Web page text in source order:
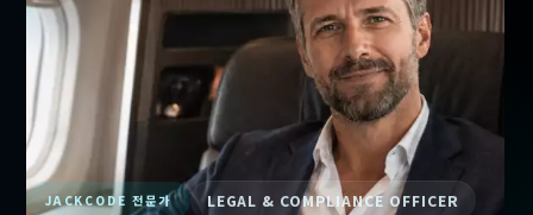
JACKCODE 전문가 LEGAL & COMPLIANCE OFFICER